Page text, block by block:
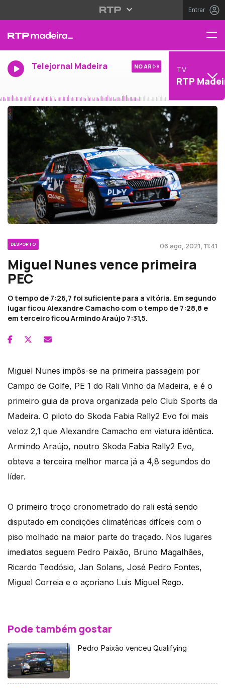
Entrar
Telejornal Madeira NO AR TV
RTP
DESPORTO 06 ago, 2021, 11:41
Miguel Nunes vence primeira
PEC
O tempo de 7:26,7 foi suficiente para a vitória. Em segundo
lugar ficou Alexandre Camacho com o tempo de 7:28,8 e
em terceiro ficou Armindo Araújo 7:31,5.
Miguel Nunes impôs-se na primeira passagem por
Campo de Golfe, PE 1 do Rali Vinho da Madeira, e é o
primeiro guia da prova organizada pelo Club Sports da
Madeira. O piloto do Skoda Fabia Rally2 Evo foi mais
veloz 2,1 que Alexandre Camacho em viatura idêntica.
Armindo Araújo, noutro Skoda Fabia Rally2 Evo,
obteve a terceira melhor marca já a 4,8 segundos do
líder.
O primeiro troço cronometrado do rali está sendo
disputado em condições climatéricas difíceis com o
piso molhado na maior parte do traçado. Nos lugares
imediatos seguem Pedro Paixão, Bruno Magalhães,
Ricardo Teodósio, Jan Solans, José Pedro Fontes,
Miguel Correia e o açoriano Luis Miguel Rego.
Pode também gostar
Pedro Paixão venceu Qualifying